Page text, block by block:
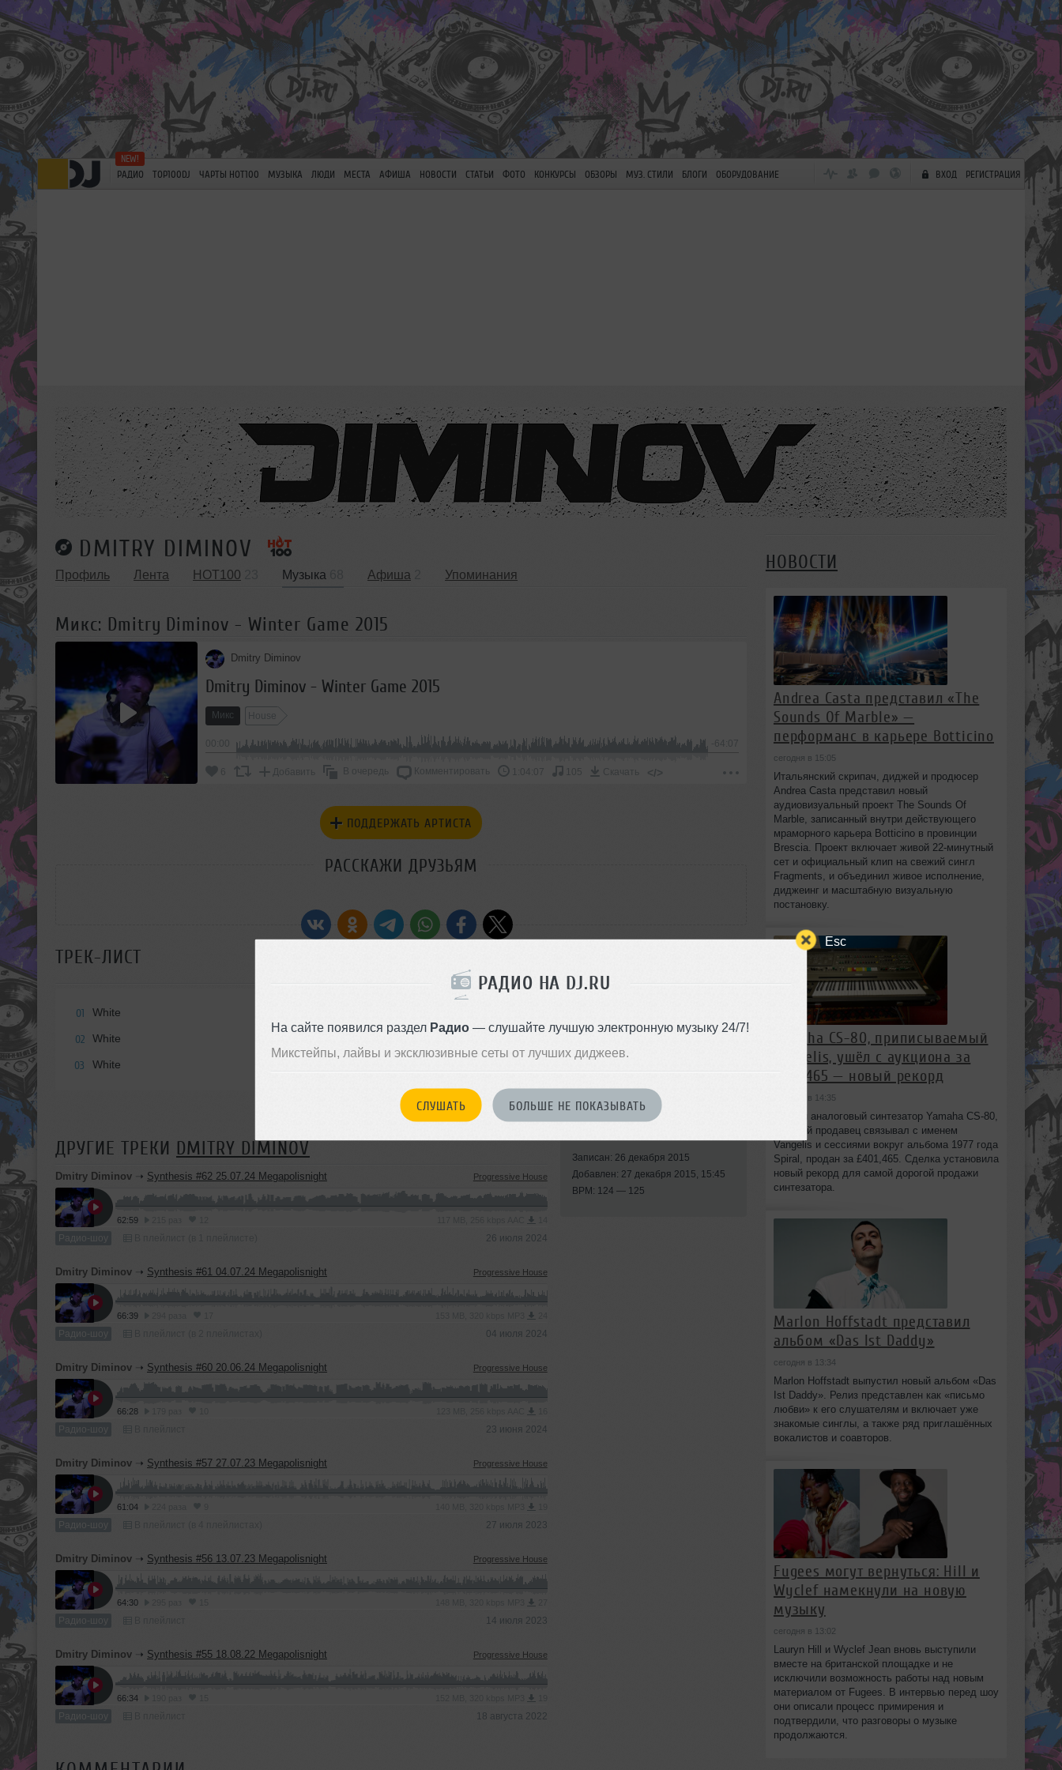
Esc
РАДИО НА DJ.RU
На сайте появился раздел Радио— слушайте лучшую электронную музыку 24/7!
Микстейпы, лайвы и эксклюзивные сеты от лучших диджеев.
СЛУШАТЬ БОЛЬШЕ НЕ ПОКАЗЫВАТЬ
РАДИО TOP100DJ ЧАРТЫ HOT100 МУЗЫКА ЛЮДИ МЕСТА АФИША НОВОСТИ СТАТЬИ ФОТО КОНКУРСЫ ОБЗОРЫ МУЗ. СТИЛИ БЛОГИ ОБОРУДОВАНИЕ ВХОД РЕГИСТРАЦИЯ
DMITRY DIMINOV
Профиль Лента HOT100 Музыка Афиша Упоминания
Микс: Dmitry Diminov - Winter Game 2015
Dmitry Diminov
Dmitry Diminov - Winter Game 2015
Микс House
-64:07
6 Добавить В очередь Комментировать 1:04:07 105 Скачать </>
ПОДДЕРЖАТЬ АРТИСТА
РАССКАЖИ ДРУЗЬЯМ
ТРЕК-ЛИСТ
01 White
02 White
03 White
ДРУГИЕ ТРЕКИ DMITRY DIMINOV
Dmitry Diminov ➝ Synthesis #62 25.07.24 Megapolisnight Progressive House
62:59
Радио-шоу 26 июля 2024
Dmitry Diminov ➝ Synthesis #61 04.07.24 Megapolisnight Progressive House
66:39
Радио-шоу 04 июля 2024
Dmitry Diminov ➝ Synthesis #60 20.06.24 Megapolisnight Progressive House
66:28
Радио-шоу 23 июня 2024
Dmitry Diminov ➝ Synthesis #57 27.07.23 Megapolisnight Progressive House
61:04
Радио-шоу 27 июля 2023
Dmitry Diminov ➝ Synthesis #56 13.07.23 Megapolisnight Progressive House
64:30
Радио-шоу 14 июля 2023
Dmitry Diminov ➝ Synthesis #55 18.08.22 Megapolisnight Progressive House
66:34
Радио-шоу 18 августа 2022
Записан: 26 декабря 2015
Добавлен: 27 декабря 2015, 15:45
BPM: 124 — 125
НОВОСТИ
Andrea Casta представил «The
Sounds Of Marble» —
перформанс в карьере Botticino
сегодня в 15:05
Итальянский скрипач, диджей и продюсер
Andrea Casta представил новый
аудиовизуальный проект The Sounds Of
Marble, записанный внутри действующего
мраморного карьера Botticino в провинции
Brescia. Проект включает живой 22‑минутный
сет и официальный клип на свежий сингл
Fragments, и объединил живое исполнение,
диджеинг и масштабную визуальную
постановку.
Yamaha CS-80, приписываемый
Vangelis, ушёл с аукциона за
£401,465 — новый рекорд
сегодня в 14:35
Редкий аналоговый синтезатор Yamaha CS-80,
который продавец связывал с именем
Vangelis и сессиями вокруг альбома 1977 года
Spiral, продан за £401,465. Сделка установила
новый рекорд для самой дорогой продажи
синтезатора.
Marlon Hoffstadt представил
альбом «Das Ist Daddy»
сегодня в 13:34
Marlon Hoffstadt выпустил новый альбом «Das
Ist Daddy». Релиз представлен как «письмо
любви» к его слушателям и включает уже
знакомые синглы, а также ряд приглашённых
вокалистов и соавторов.
Fugees могут вернуться: Hill и
Wyclef намекнули на новую
музыку
сегодня в 13:02
Lauryn Hill и Wyclef Jean вновь выступили
вместе на британской площадке и не
исключили возможность работы над новым
материалом от Fugees. В интервью перед шоу
они описали процесс примирения и
подтвердили, что разговоры о музыке
продолжаются.